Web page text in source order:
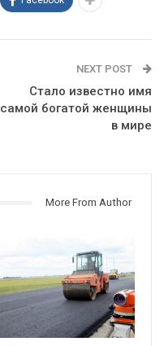
NEXT POST
Стало известно имя
самой богатой женщины
в мире
More From Author